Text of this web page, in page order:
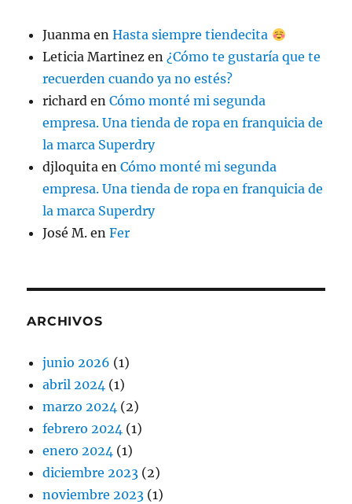
Juanma enHasta siempre tiendecita
Leticia Martinez en¿Cómo te gustaría que te
recuerden cuando ya no estés?
richard enCómo monté mi segunda
empresa. Una tienda de ropa en franquicia de
la marca Superdry
djloquita enCómo monté mi segunda
empresa. Una tienda de ropa en franquicia de
la marca Superdry
José M. enFer
ARCHIVOS
junio 2026 (1)
abril 2024 (1)
marzo 2024 (2)
febrero 2024 (1)
enero 2024 (1)
diciembre 2023 (2)
noviembre 2023 (1)